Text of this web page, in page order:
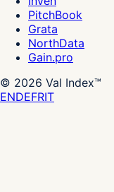
PitchBook
Grata
NorthData
Gain.pro
© 2026 Val Index™
ENDEFRIT